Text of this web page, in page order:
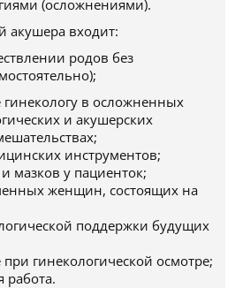
(осложнениями).
акушера входит:
родов без
гинекологу в осложненных
и акушерских
инструментов;
мазков у пациенток;
женщин, состоящих на
поддержки будущих
гинекологической осмотре;
работа.